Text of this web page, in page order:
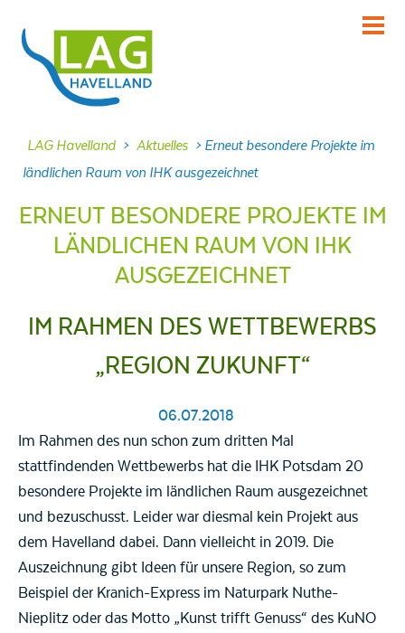
KENNENLERNEN
INFORMIEREN
Projekte
DABEI SEIN
Veranstaltungen
NACHLESEN
Dokumente
FRAGEN
LAG Havelland > Aktuelles > Erneut besondere Projekte im
ländlichen Raum von IHK ausgezeichnet
ERNEUT BESONDERE PROJEKTE IM
LÄNDLICHEN RAUM VON IHK
AUSGEZEICHNET
IM RAHMEN DES WETTBEWERBS
„REGION ZUKUNFT“
06.07.2018
Im Rahmen des nun schon zum dritten Mal
stattfindenden Wettbewerbs hat die IHK Potsdam 20
besondere Projekte im ländlichen Raum ausgezeichnet
und bezuschusst. Leider war diesmal kein Projekt aus
dem Havelland dabei. Dann vielleicht in 2019. Die
Auszeichnung gibt Ideen für unsere Region, so zum
Beispiel der Kranich-Express im Naturpark Nuthe-
Nieplitz oder das Motto „Kunst trifft Genuss“ des KuNO